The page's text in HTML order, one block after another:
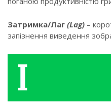
Затримка/Лаг (Lag) –
запізнення виведення